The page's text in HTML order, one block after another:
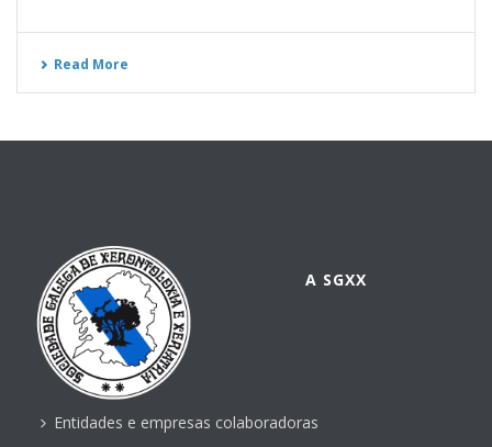
Read More
A SGXX
Entidades e empresas colaboradoras